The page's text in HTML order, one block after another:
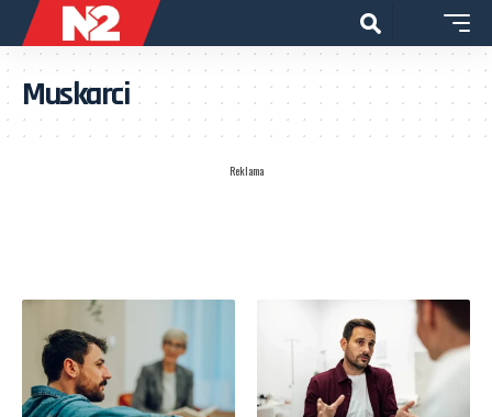
Muskarci
Reklama